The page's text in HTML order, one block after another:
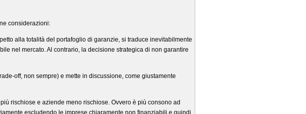
considerazioni:
alla totalità del portafoglio di garanzie, si traduce inevitabilmente
nel mercato. Al contrario, la decisione strategica di non garantire
off, non sempre) e mette in discussione, come giustamente
rischiose e aziende meno rischiose. Ovvero è più consono ad
escludendo le imprese chiaramente non finanziabili e quindi